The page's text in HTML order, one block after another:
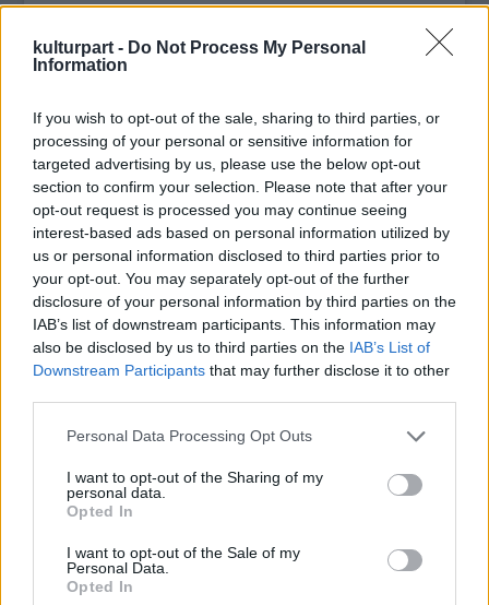
kulturpart - Do Not Process My Personal
Information
If you wish to opt-out of the sale, sharing to third parties, or
processing of your personal or sensitive information for
targeted advertising by us, please use the below opt-out
section to confirm your selection. Please note that after your
opt-out request is processed you may continue seeing
interest-based ads based on personal information utilized by
us or personal information disclosed to third parties prior to
your opt-out. You may separately opt-out of the further
disclosure of your personal information by third parties on the
IAB’s list of downstream participants. This information may
also be disclosed by us to third parties on the IAB’s List of
Downstream Participants that may further disclose it to other
Please note that this website/app uses one or more Google
not limited to your visit or usage behaviour. You may click to
grant or deny consent to Google and its third-party tags to
use your data for below specified purposes in below Google
consent section.
Personal Data Processing Opt Outs
I want to opt-out of the Sharing of my
personal data.
Opted In
I want to opt-out of the Sale of my
Personal Data.
Opted In
A Tokyo-Budapest Ensemble művészeti
vezetője Berkes Kálmán klarinétművész-
karmester, aki Japánban a Musashino
Szimfonikus Zenekar művészeti vezetője. A
Tokyo-Budapest Ensemble tagjai az ő japán
tanítványai és a Győri Filharmonikusok
muzsikusai. Kocsis Zoltán meghívására
szombat délután Martonvásáron is hallhatók
lesznek. Amint az utóbbi években bevezették,
a hagyományos Beethoven-estek előtt a
Nemzeti Filharmonikusok zenészei egy kis
kamarakoncerttel üdvözlik a hangversenyre
érkezőket.
kamarakoncerten a Nemzeti Énekkar
madrigálokat énekel, majd a zenekar
tagjaiból alakult vonósnégyessel közösen
Salamon György klarinétművész Weber
Klarinétötösének
két tételét játssza el.
Forrás: MTI